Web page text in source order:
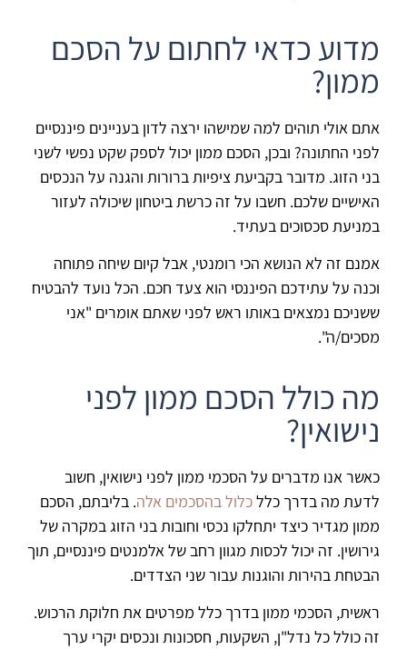
מדוע כדאי לחתום על הסכם
ממון?
אתם אולי תוהים למה שמישהו ירצה לדון בעניינים פיננסיים
לפני החתונה? ובכן, הסכם ממון יכול לספק שקט נפשי לשני
בני הזוג. מדובר בקביעת ציפיות ברורות והגנה על הנכסים
האישיים שלכם. חשבו על זה כרשת ביטחון שיכולה לעזור
במניעת סכסוכים בעתיד.
אמנם זה לא הנושא הכי רומנטי, אבל קיום שיחה פתוחה
וכנה על עתידכם הפיננסי הוא צעד חכם. הכל נועד להבטיח
ששניכם נמצאים באותו ראש לפני שאתם אומרים "אני
מסכים/ה".
מה כולל הסכם ממון לפני
נישואין?
כאשר אנו מדברים על הסכמי ממון לפני נישואין, חשוב
לדעת מה בדרך כללכלול בהסכמים אלה. בליבתם, הסכם
ממון מגדיר כיצד יתחלקו נכסי וחובות בני הזוג במקרה של
גירושין. זה יכול לכסות מגוון רחב של אלמנטים פיננסיים, תוך
הבטחת בהירות והוגנות עבור שני הצדדים.
ראשית, הסכמי ממון בדרך כלל מפרטים את חלוקת הרכוש.
זה כולל כל נדל"ן, השקעות, חסכונות ונכסים יקרי ערך